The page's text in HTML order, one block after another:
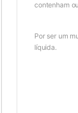
contenham
Por ser um
líquida.